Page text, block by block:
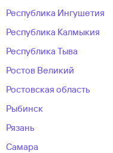
Республика Ингушетия
Республика Калмыкия
Республика Тыва
Ростов Великий
Ростовская область
Рыбинск
Рязань
Самара